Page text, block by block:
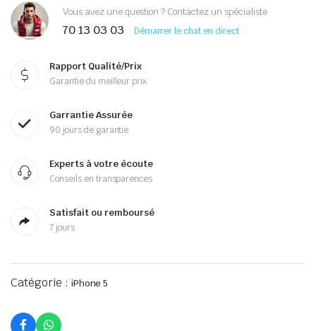
Vous avez une question ? Contactez un spécialiste
70 13 03 03 Démarrer le chat en direct
Rapport Qualité/Prix
Garantie du meilleur prix
Garrantie Assurée
90 jours de garantie
Experts à votre écoute
Conseils en transparences
Satisfait ou remboursé
7 jours
Catégorie : iPhone 5